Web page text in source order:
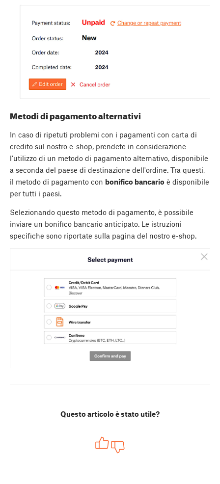
Metodi di pagamento alternativi
In caso di ripetuti problemi con i pagamenti con carta di
credito sul nostro e-shop, prendete in considerazione
l'utilizzo di un metodo di pagamento alternativo, disponibile
a seconda del paese di destinazione dell'ordine. Tra questi,
il metodo di pagamento con bonifico bancario è disponibile
per tutti i paesi.
Selezionando questo metodo di pagamento, è possibile
inviare un bonifico bancario anticipato. Le istruzioni
specifiche sono riportate sulla pagina del nostro e-shop.
Questo articolo è stato utile?